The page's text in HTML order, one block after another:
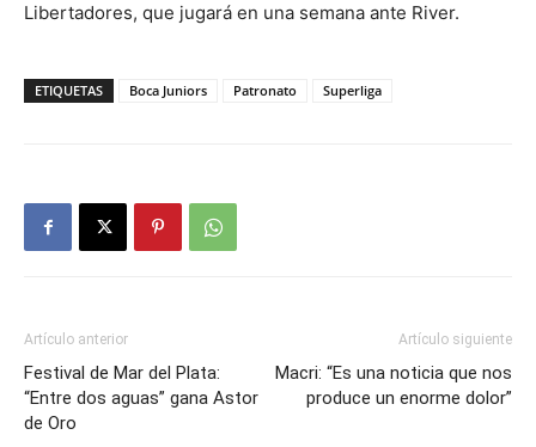
Libertadores, que jugará en una semana ante River.
ETIQUETAS Boca Juniors Patronato Superliga
Artículo anterior
Festival de Mar del Plata:
“Entre dos aguas” gana Astor
de Oro
Artículo siguiente
Macri: “Es una noticia que nos
produce un enorme dolor”